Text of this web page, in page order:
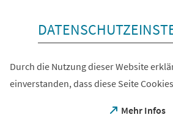
Durch die Nutzung dieser Website
einverstanden, dass diese Seite
Mehr Infos
(Öffnet